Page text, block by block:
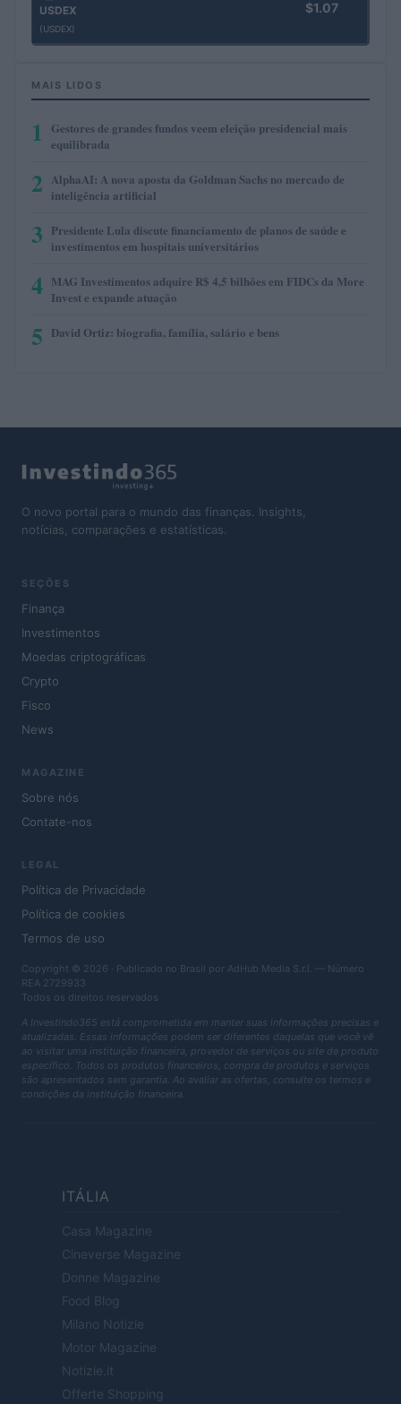
USDEX
(USDEX)
$1.07
MAIS LIDOS
1
Gestores de grandes fundos veem eleição presidencial mais
equilibrada
2 AlphaAI: A nova aposta da Goldman Sachs no mercado de
inteligência artificial
3 Presidente Lula discute financiamento de planos de saúde e
investimentos em hospitais universitários
4 MAG Investimentos adquire R$ 4,5 bilhões em FIDCs da More
Invest e expande atuação
5 David Ortiz: biografia, família, salário e bens
O novo portal para o mundo das finanças. Insights,
notícias, comparações e estatísticas.
SEÇÕES
Finança
Investimentos
Moedas criptográficas
Crypto
Fisco
News
MAGAZINE
Sobre nós
Contate-nos
LEGAL
Política de Privacidade
Política de cookies
Termos de uso
Copyright © 2026 · Publicado no Brasil por AdHub Media S.r.l. — Número
REA 2729933
Todos os direitos reservados
A Investindo365 está comprometida em manter suas informações precisas e
atualizadas. Essas informações podem ser diferentes daquelas que você vê
ao visitar uma instituição financeira, provedor de serviços ou site de produto
específico. Todos os produtos financeiros, compra de produtos e serviços
são apresentados sem garantia. Ao avaliar as ofertas, consulte os termos e
condições da instituição financeira.
ITÁLIA
Casa Magazine
Cineverse Magazine
Donne Magazine
Food Blog
Milano Notizie
Motor Magazine
Notizie.it
Offerte Shopping